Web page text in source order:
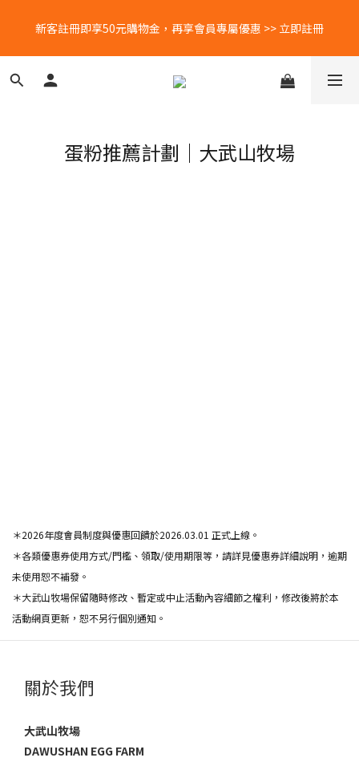
新客註冊即享50元購物金，再享會員專屬優惠 >> 立即註冊
新客註冊即享50元購物金，再享會員專屬優惠 >> 立即註冊
每月蛋粉專屬優惠！5號會員日🐣 25號蛋白補給日🥚 立刻查看
立即領！
蛋粉推薦計劃｜大武山牧場
＊2026年度會員制度與優惠回饋於2026.03.01 正式上線。
＊各類優惠券使用方式/門檻、領取/使用期限等，請詳見優惠券詳細說明，逾期
未使用恕不補發。
＊大武山牧場保留隨時修改、暫定或中止活動內容細節之權利，修改後將於本
活動網頁更新，恕不另行個別通知。
關於我們
大武山牧場
DAWUSHAN EGG FARM